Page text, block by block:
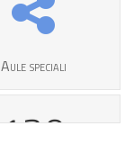
Aule speciali
130